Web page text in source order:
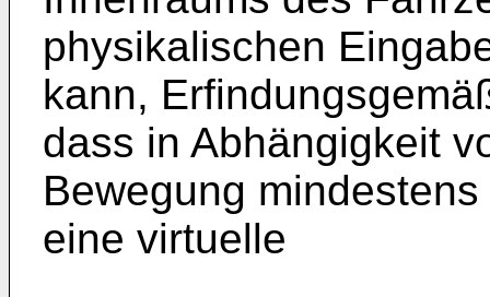
physikalischen
kann,
dass in Abhängigkeit
Bewegung
eine virtuelle